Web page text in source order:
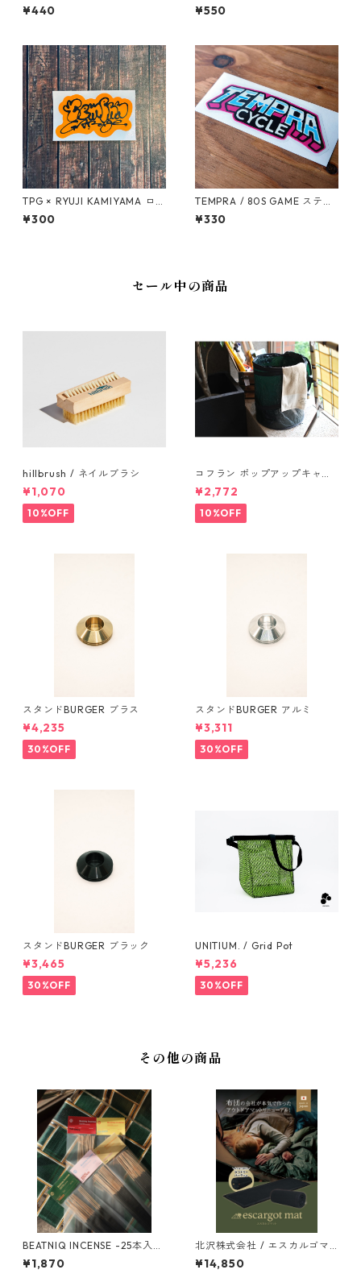
ナルステッカー
¥440 R ステッカー
¥550
TPG × RYUJI KAMIYAMA ロゴ
ステッカー（オレンジ）
¥300
TEMPRA / 80S GAME ステッ
カー
¥330
セール中の商品
hillbrush / ネイルブラシ
¥1,070
10%OFF
コフラン ポップアップキャン
プトラッシュカン Sサイズ
¥2,772
10%OFF
スタンドBURGER ブラス
¥4,235
30%OFF
スタンドBURGER アルミ
¥3,311
30%OFF
スタンドBURGER ブラック
¥3,465
30%OFF
UNITIUM. / Grid Pot
¥5,236
30%OFF
その他の商品
BEATNIQ INCENSE -25本入
り- [お香]
¥1,870
北沢株式会社 / エスカルゴマ
ット（ワイドサイズ）
¥14,850